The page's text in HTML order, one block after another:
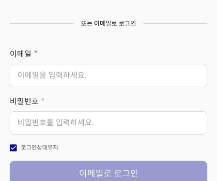
또는 이메일로 로그인
이메일
비밀번호
check_box 로그인상태유지
이메일로 로그인